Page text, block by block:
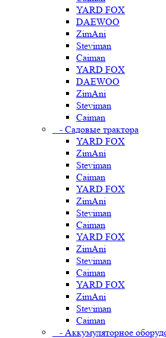
YARD FOX
DAEWOO
ZimAni
Steviman
Caiman
YARD FOX
DAEWOO
ZimAni
Steviman
Caiman
- Садовые трактора
YARD FOX
ZimAni
Steviman
Caiman
YARD FOX
ZimAni
Steviman
Caiman
YARD FOX
ZimAni
Steviman
Caiman
YARD FOX
ZimAni
Steviman
Caiman
- Аккумуляторное